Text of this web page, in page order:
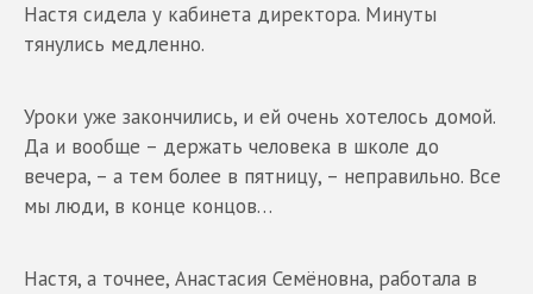
Настя сидела у кабинета директора. Минуты
тянулись медленно.
Уроки уже закончились, и ей очень хотелось домой.
Да и вообще – держать человека в школе до
вечера, – а тем более в пятницу, – неправильно. Все
мы люди, в конце концов…
Настя, а точнее, Анастасия Семёновна, работала в